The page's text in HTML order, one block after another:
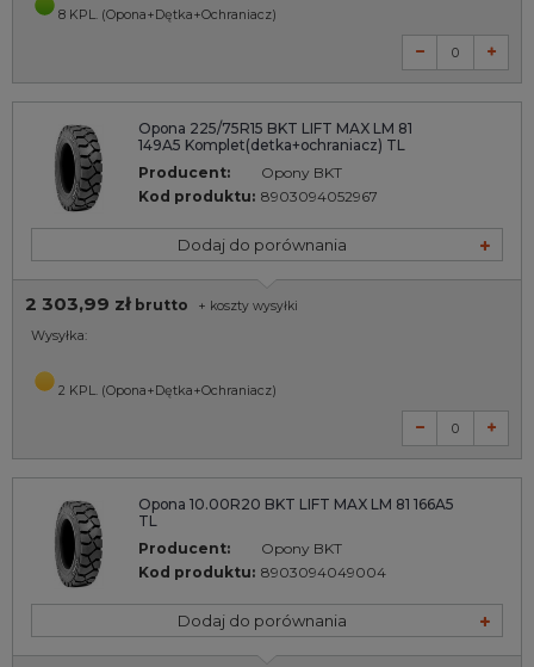
8 KPL. (Opona+Dętka+Ochraniacz)
Opona 225/75R15 BKT LIFT MAX LM 81
149A5 Komplet(detka+ochraniacz) TL
Producent:
Opony BKT
Kod produktu: 8903094052967
Dodaj do porównania
2 303,99 zł brutto + koszty wysyłki
Wysyłka:
2 KPL. (Opona+Dętka+Ochraniacz)
Opona 10.00R20 BKT LIFT MAX LM 81 166A5
TL
Producent:
Opony BKT
Kod produktu: 8903094049004
Dodaj do porównania